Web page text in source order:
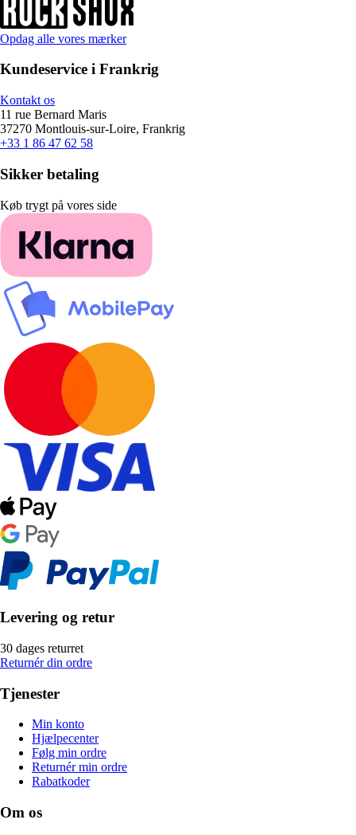
Opdag alle vores mærker
Kundeservice i Frankrig
Kontakt os
11 rue Bernard Maris
37270 Montlouis-sur-Loire, Frankrig
+33 1 86 47 62 58
Sikker betaling
Køb trygt på vores side
Levering og retur
30 dages returret
Returnér din ordre
Tjenester
Min konto
Hjælpecenter
Følg min ordre
Returnér min ordre
Rabatkoder
Om os